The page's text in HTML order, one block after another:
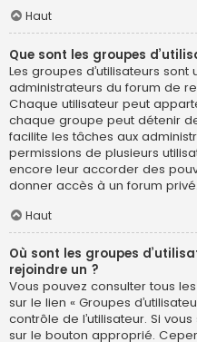
Haut
Que sont les groupes
Les groupes d’utilisateurs
administrateurs du forum de
Chaque utilisateur peut
chaque groupe peut détenir
facilite les tâches aux
permissions de plusieurs
encore leur accorder des
donner accès à un forum privé.
Haut
Où sont les groupes
rejoindre un ?
Vous pouvez consulter tous
sur le lien « Groupes
contrôle de l’utilisateur. Si
sur le bouton approprié.